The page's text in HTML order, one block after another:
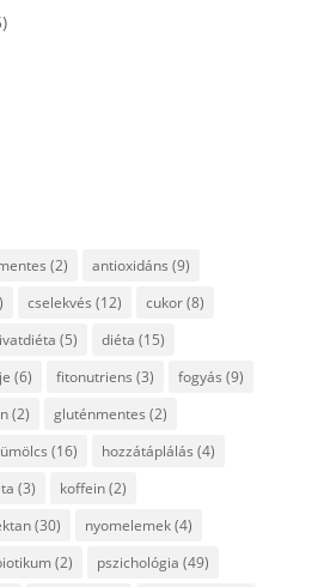
(2) antioxidáns (9)
cselekvés (12) cukor(8)
(5) diéta (15)
(6) fitonutriens (3) fogyás (9)
(2) gluténmentes (2)
(16) hozzátáplálás (4)
(3) koffein(2)
(30) nyomelemek(4)
(2) pszichológia (49)